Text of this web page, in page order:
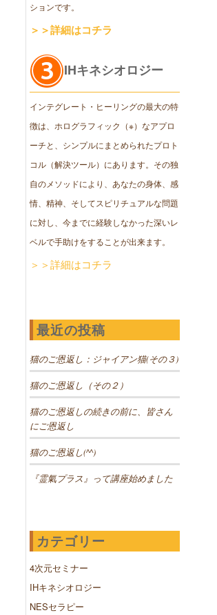
ションです。
＞＞詳細はコチラ
IHキネシオロジー
インテグレート・ヒーリングの最大の特
徴は、ホログラフィック（※）なアプロ
ーチと、シンプルにまとめられたプロト
コル（解決ツール）にあります。その独
自のメソッドにより、あなたの身体、感
情、精神、そしてスピリチュアルな問題
に対し、今までに経験しなかった深いレ
ベルで手助けをすることが出来ます。
＞＞詳細はコチラ
最近の投稿
猫のご恩返し：ジャイアン猫(その３)
猫のご恩返し（その２）
猫のご恩返しの続きの前に、皆さん
にご恩返し
猫のご恩返し(^^)
『霊氣プラス』って講座始めました
カテゴリー
4次元セミナー
IHキネシオロジー
NESセラピー